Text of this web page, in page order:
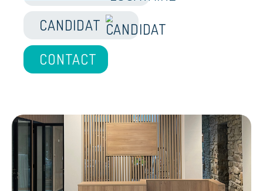
LOCATAIRE
CANDIDAT